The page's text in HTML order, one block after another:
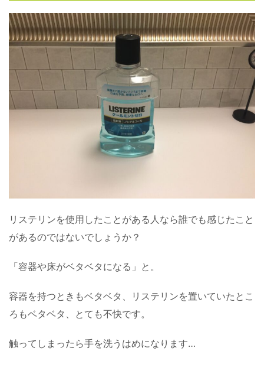
リステリンを使用したことがある人なら誰でも感じたこと
があるのではないでしょうか？
「容器や床がベタベタになる」と。
容器を持つときもベタベタ、リステリンを置いていたとこ
ろもベタベタ、とても不快です。
触ってしまったら手を洗うはめになります…